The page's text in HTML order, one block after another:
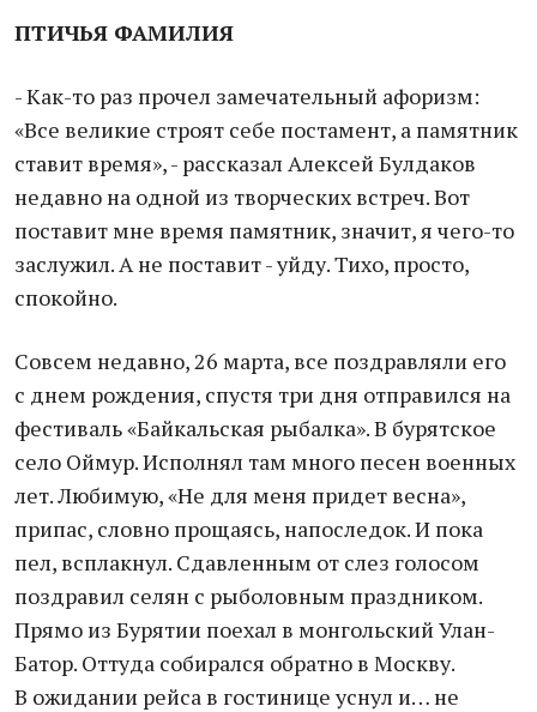
ПТИЧЬЯ ФАМИЛИЯ
- Как-то раз прочел замечательный афоризм:
«Все великие строят себе постамент, а памятник
ставит время», - рассказал Алексей Булдаков
недавно на одной из творческих встреч. Вот
поставит мне время памятник, значит, я чего-то
заслужил. А не поставит - уйду. Тихо, просто,
спокойно.
Совсем недавно, 26 марта, все поздравляли его
с днем рождения, спустя три дня отправился на
фестиваль «Байкальская рыбалка». В бурятское
село Оймур. Исполнял там много песен военных
лет. Любимую, «Не для меня придет весна»,
припас, словно прощаясь, напоследок. И пока
пел, всплакнул. Сдавленным от слез голосом
поздравил селян с рыболовным праздником.
Прямо из Бурятии поехал в монгольский Улан-
Батор. Оттуда собирался обратно в Москву.
В ожидании рейса в гостинице уснул и… не